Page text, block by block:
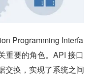
Programming Interfa
重要的角色。API 接口
交换，实现了系统之间